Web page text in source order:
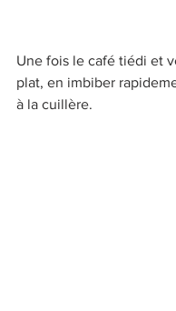
Une fois le café tiédi et
plat, en imbiber
à la cuillère.